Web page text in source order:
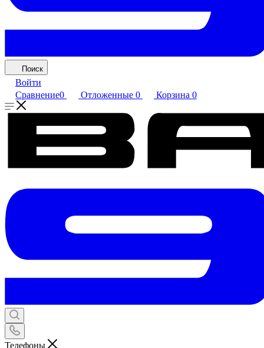
Поиск
Войти
Сравнение0 Отложенные 0 Корзина 0
Телефоны